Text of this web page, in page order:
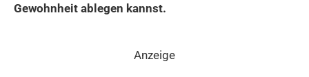
Gewohnheit ablegen kannst.
Anzeige